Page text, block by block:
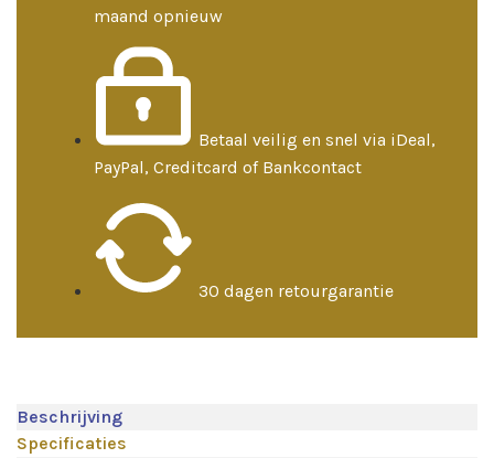
maand opnieuw
Betaal veilig en snel via iDeal,
PayPal, Creditcard of Bankcontact
30 dagen retourgarantie
Beschrijving
Specificaties